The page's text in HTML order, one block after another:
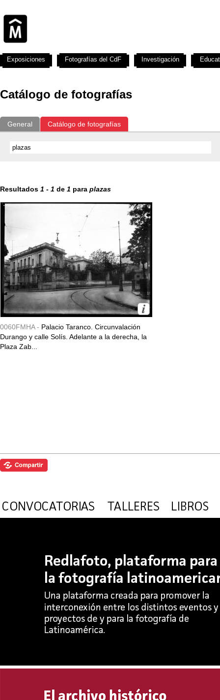
Catálogo de fotografías
General Catálogo de fotografías
Resultados 1 - 1 de 1 para plazas
0060FMHA - Palacio Taranco. Circunvalación
Durango y calle Solís. Adelante a la derecha, la
Plaza Zab...
Exposiciones Fotografías del CdF Investigación